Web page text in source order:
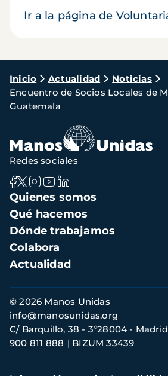
Ir a la página de
Ruta
de
navegación
Inicio Actualidad
Noticias
Encuentro de Socios Locales de
Guatemala
Navegación
principal
Quienes somos
Qué hacemos
Dónde trabajamos
Colabora
Actualidad
Redes sociales
Información
de
contacto
© 2026 Manos Unidas
C/ Barquillo, 38 - 3º28004 -
900 811 888
BIZUM 33439
info@manosunidas.org